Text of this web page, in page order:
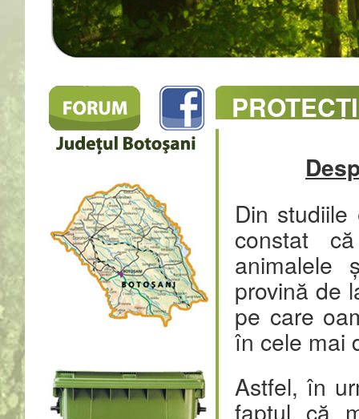
Din
constat
animalele
provină de
pe care
în cele mai
Astfel, în
faptul că